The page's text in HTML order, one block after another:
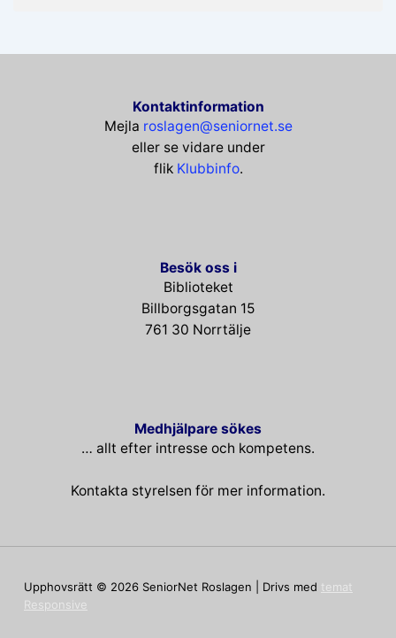
Kontaktinformation
Mejla roslagen@seniornet.se
eller se vidare under
flik Klubbinfo.
Besök oss i
Biblioteket
Billborgsgatan 15
761 30 Norrtälje
Medhjälpare sökes
… allt efter intresse och kompetens.
Kontakta styrelsen för mer information.
Upphovsrätt © 2026 SeniorNet Roslagen | Drivs med temat
Responsive